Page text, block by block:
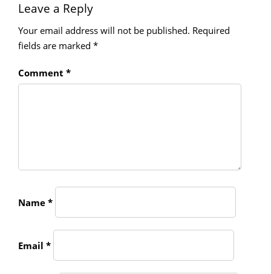
Leave a Reply
Your email address will not be published. Required
fields are marked *
Comment *
Name *
Email *